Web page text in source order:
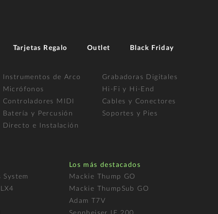
Tarjetas Regalo Outlet Black Friday
Instrumentos de Arco
Micrófonos
Controladores MIDI
Batería y Percusión
Directo e Instalación
Grabadoras Digitales
Hi-Fi y Hi-End
Cables y Conectores
Soportes y Pies
Los más destacados
Mackie Thump GO
Mackie ThumpSub GO
Adam T7V